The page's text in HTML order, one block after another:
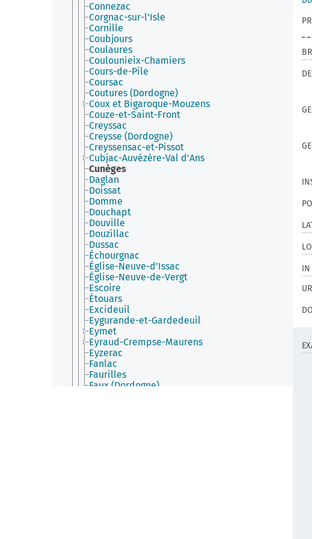
Connezac
Corgnac-sur-l'Isle
Cornille
Coubjours
Coulaures
Coulounieix-Chamiers
Cours-de-Pile
Coursac
Coutures (Dordogne)
Coux et Bigaroque-Mouzens
Couze-et-Saint-Front
Creyssac
Creysse (Dordogne)
Creyssensac-et-Pissot
Cubjac-Auvézère-Val d'Ans
Cunèges
Daglan
Doissat
Domme
Douchapt
Douville
Douzillac
Dussac
Échourgnac
Église-Neuve-d'Issac
Église-Neuve-de-Vergt
Escoire
Étouars
Excideuil
Eygurande-et-Gardedeuil
Eymet
Eyraud-Crempse-Maurens
Eyzerac
Fanlac
Faurilles
Faux (Dordogne)
IN